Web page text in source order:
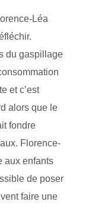
Léa
du gaspillage
et c’est
alors que le
fondre
Florence-
aux enfants
de poser
faire une